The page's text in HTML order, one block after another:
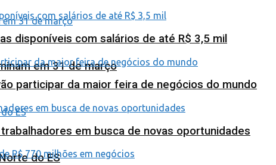
em 31 de março
do ES
disponíveis com salários de até R$ 3,5 mil
participar da maior feira de negócios do mundo
em busca de novas oportunidades